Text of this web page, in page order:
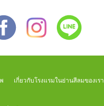
เกี่ยวกับโรงแรมในย่านสีลมของเรา